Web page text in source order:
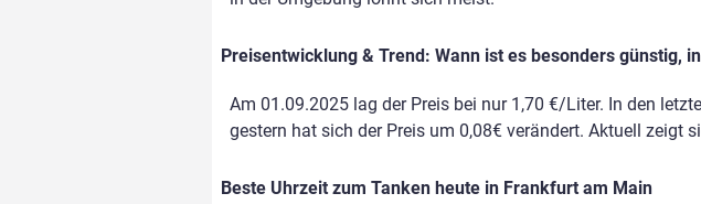
Preisentwicklung & Trend: Wann ist es besonders günstig,
Am 01.09.2025 lag der Preis bei nur 1,70 €/Liter. In den
gestern hat sich der Preis um 0,08€ verändert. Aktuell zeigt
Beste Uhrzeit zum Tanken heute in Frankfurt am Main